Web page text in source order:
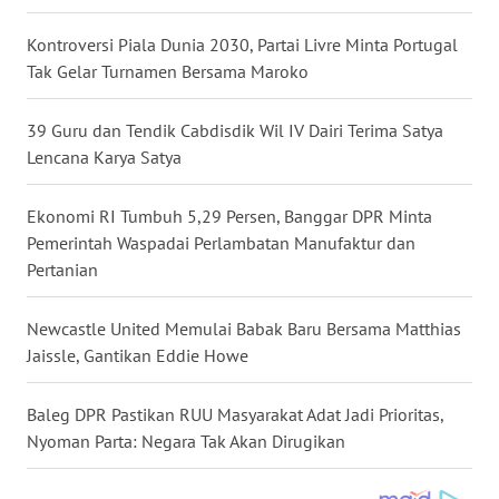
Kontroversi Piala Dunia 2030, Partai Livre Minta Portugal
Tak Gelar Turnamen Bersama Maroko
39 Guru dan Tendik Cabdisdik Wil IV Dairi Terima Satya
Lencana Karya Satya
Ekonomi RI Tumbuh 5,29 Persen, Banggar DPR Minta
Pemerintah Waspadai Perlambatan Manufaktur dan
Pertanian
Newcastle United Memulai Babak Baru Bersama Matthias
Jaissle, Gantikan Eddie Howe
Baleg DPR Pastikan RUU Masyarakat Adat Jadi Prioritas,
Nyoman Parta: Negara Tak Akan Dirugikan
NUSANTARA
JOGJA
JATIM
WN
BALI
WN
KALBAR
WN
KALTENG